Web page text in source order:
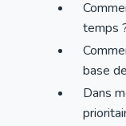
temps
base
Dans